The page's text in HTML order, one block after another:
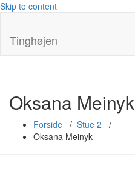
Skip to content
Tinghøjen
Oksana Meinyk
Forside / Stue 2 /
Oksana Meinyk